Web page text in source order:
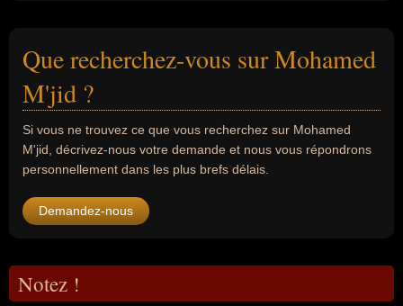
Que recherchez-vous sur Mohamed
M'jid ?
Si vous ne trouvez ce que vous recherchez sur Mohamed
M'jid, décrivez-nous votre demande et nous vous répondrons
personnellement dans les plus brefs délais.
Demandez-nous
Notez !